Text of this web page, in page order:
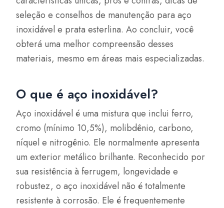
seleção e conselhos de manutenção para aço
inoxidável e prata esterlina. Ao concluir, você
obterá uma melhor compreensão desses
materiais, mesmo em áreas mais especializadas.
O que é aço inoxidável?
Aço inoxidável é uma mistura que inclui ferro,
cromo (mínimo 10,5%), molibdênio, carbono,
níquel e nitrogênio. Ele normalmente apresenta
um exterior metálico brilhante. Reconhecido por
sua resistência à ferrugem, longevidade e
robustez, o aço inoxidável não é totalmente
resistente à corrosão. Ele é frequentemente